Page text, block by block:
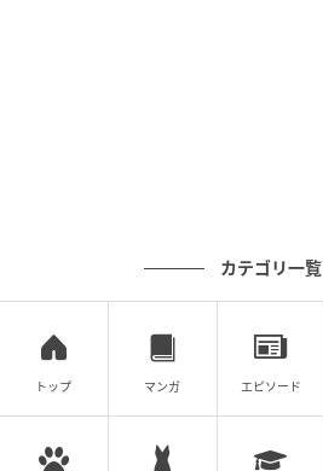
優しかった夫の裏の顔
カテゴリ一覧
トップ マンガ エピソード